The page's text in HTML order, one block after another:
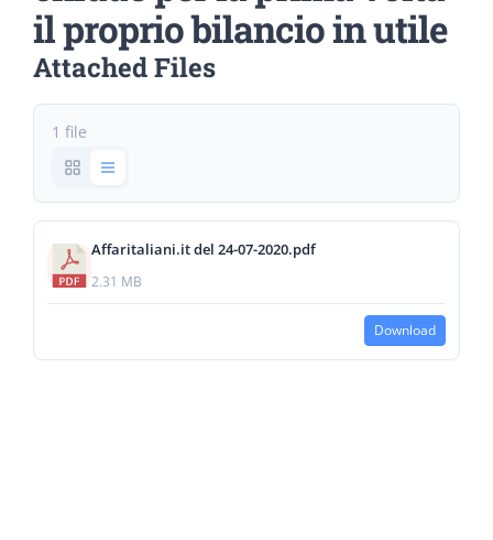
il proprio bilancio in utile
Attached Files
1 file
Affaritaliani.it del 24-07-2020.pdf
2.31 MB
Download